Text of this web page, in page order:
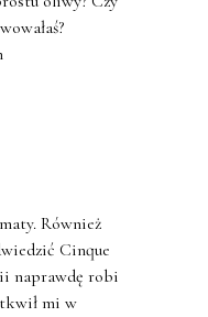
Również
Cinque
naprawdę robi
mi w